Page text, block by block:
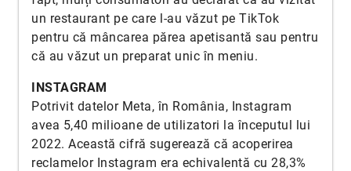
un restaurant pe care l-au văzut pe TikTok
pentru că mâncarea părea apetisantă sau pentru
că au văzut un preparat unic în meniu.
INSTAGRAM
Potrivit datelor Meta, în România, Instagram
avea 5,40 milioane de utilizatori la începutul lui
2022. Această cifră sugerează că acoperirea
reclamelor Instagram era echivalentă cu 28,3%